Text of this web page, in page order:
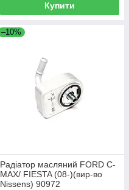
Купити
–10%
Радіатор масляний FORD C-
MAX/ FIESTA (08-)(вир-во
Nissens) 90972